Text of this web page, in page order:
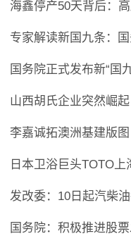
海鑫停产50天背后：
专家解读新国九条：
国务院正式发布新“国
山西胡氏企业突然崛
李嘉诚拓澳洲基建版
日本卫浴巨头TOTO
发改委：10日起汽柴
国务院：积极推进股